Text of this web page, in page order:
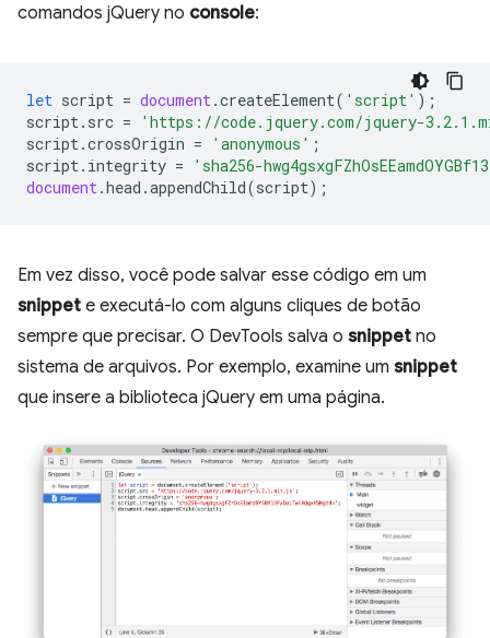
comandos jQuery no console:
let script = document.createElement( 'script' );
script. src =
'https://code.jquery.com/jquery-
script.crossOrigin = 'anonymous' ;
script. integrity =
'sha256-
document.head .appendChild(script);
Em vez disso, você pode salvar esse código em um
snippet e executá-lo com alguns cliques de botão
sempre que precisar. O DevTools salva o snippet no
sistema de arquivos. Por exemplo, examine um snippet
que insere a biblioteca jQuery em uma página.